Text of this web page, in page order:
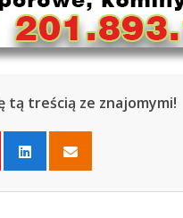
tą treścią ze znajomymi!